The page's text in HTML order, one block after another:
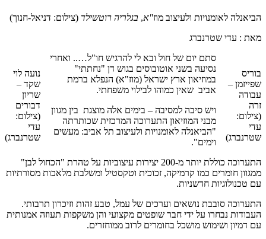
הביאנלה לאומנויות ולעיצוב מוז"א, בגלריה רוטשילד (צילום: דניאל-חנוך)
מאת : עדי שטרנברג
בוריס
שפייזמן –
עבודה
זרה
(צילום:
עדי
שטרנברג)
נועה לוי
שקד –
שריון
דבורים
(צילום:
עדי
שטרנברג)
סתם יום של חול ובא לי להרגיש חו"ל….. ואחרי
נסיעה בשני אוטובוסים בגוש דן "נחתתי"
במוזיאון ארץ ישראל (מוז"א) הנפלא ברמת
אביב שאין כמוהו לבילוי משפחתי.
ויש סיבה למסיבה – בימים אלה מוצגת בין מגוון
מבני המוזיאון התערוכה המרכזית שכותרתה
"הביאנלה לאומנויות ולעיצוב תל אביב: מעשים
וימים".
התערוכה כוללת יותר מ-200 יצירות עיצוביות על טהרת "הכחול לבן"
ממגוון חומרים כמו קרמיקה, זכוכית וטקסטיל ומשלבת מלאכות מסורתיות
עם טכנולוגיות חדשניות.
התערוכה סובבת נושאים וערכים של עמל, טבע זהות וזיכרון תרבותי.
העבודות נבחרו על ידי חבר שופטים מקצועי והן משקפות תעוזה אמנותית
עם דמיון ושימוש מושכל בחומרים לרוב ממוחזרים.